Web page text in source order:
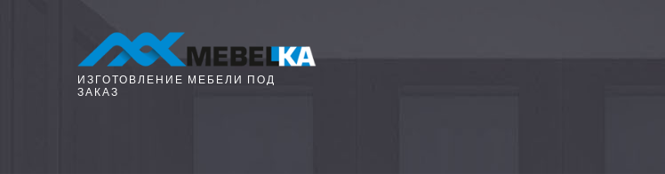
ИЗГОТОВЛЕНИЕ МЕБЕЛИ ПОД
ЗАКАЗ